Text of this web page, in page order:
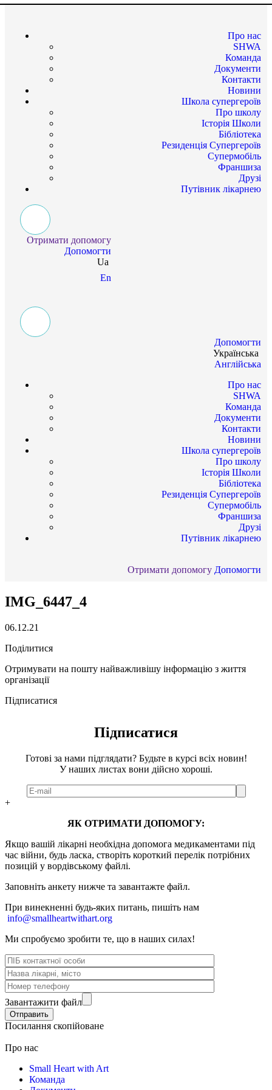
Про нас
SHWA
Команда
Документи
Контакти
Новини
Школа супергероїв
Про школу
Історія Школи
Бібліотека
Резиденція Супергероїв
Супермобіль
Франшиза
Друзі
Путівник лікарнею
Отримати допомогу
Допомогти
Ua
En
Допомогти
Українська
Англійська
Про нас
SHWA
Команда
Документи
Контакти
Новини
Школа супергероїв
Про школу
Історія Школи
Бібліотека
Резиденція Супергероїв
Супермобіль
Франшиза
Друзі
Путівник лікарнею
Отримати допомогу Допомогти
IMG_6447_4
06.12.21
Поділитися
Отримувати на пошту найважливішу інформацію з життя
організації
Підписатися
Підписатися
Готові за нами підглядати? Будьте в курсі всіх новин!
У наших листах вони дійсно хороші.
+
ЯК ОТРИМАТИ ДОПОМОГУ:
Якщо вашій лікарні необхідна допомога медикаментами під
час війни, будь ласка, створіть короткий перелік потрібних
позицій у вордівському файлі.
Заповніть анкету нижче та завантажте файл.
При винекненні будь-яких питань, пишіть нам
info@smallheartwithart.org
Ми спробуємо зробити те, що в наших силах!
Завантажити файл
Посилання скопійоване
Про нас
Small Heart with Art
Команда